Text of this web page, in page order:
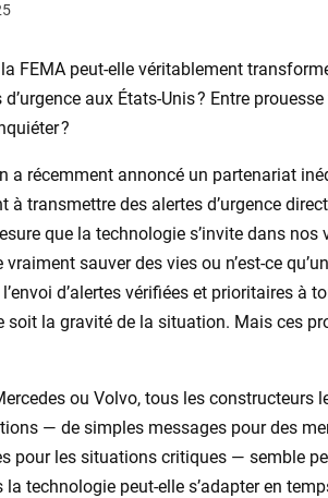
FEMA peut-elle véritablement
aux États-Unis ? Entre
?
a récemment annoncé un partenariat
à transmettre des alertes d’urgence
que la technologie s’invite dans
sauver des vies ou n’est-ce
d’alertes vérifiées et prioritaires à
soit la gravité de la situation. Mais ces
ou Volvo, tous les constructeurs
— de simples messages pour des
pour les situations critiques — semble
technologie peut-elle s’adapter en